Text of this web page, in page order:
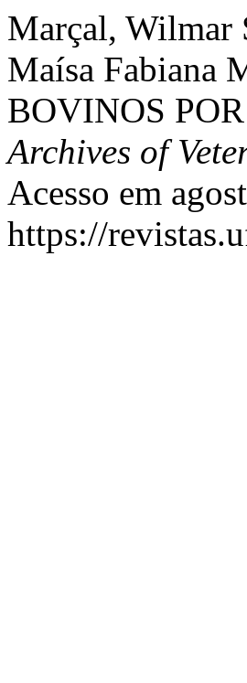
Marçal, Wilmar
Maísa Fabiana
BOVINOS
Archives of
Acesso em
https://